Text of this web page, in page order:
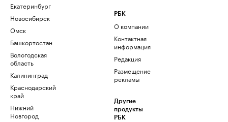
Екатеринбург
Новосибирск
Омск
Башкортостан
Вологодская
область
Калининград
Краснодарский
край
Нижний
Новгород
РБК
О компании
Контактная
информация
Редакция
Размещение
рекламы
Другие
продукты
РБК